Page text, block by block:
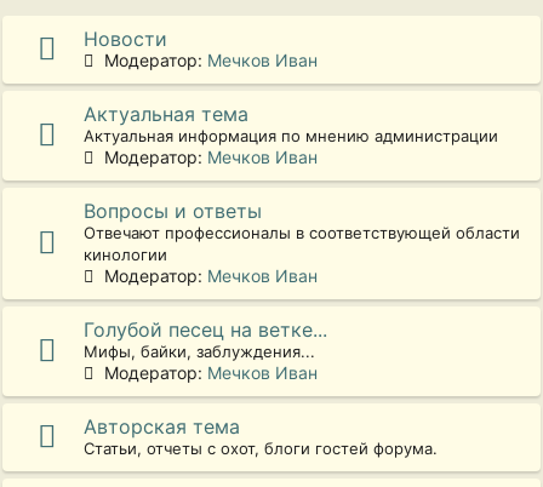
Новости
Модератор: Мечков Иван
Актуальная тема
Актуальная информация по мнению администрации
Модератор: Мечков Иван
Вопросы и ответы
Отвечают профессионалы в соответствующей области
кинологии
Модератор: Мечков Иван
Голубой песец на ветке...
Мифы, байки, заблуждения...
Модератор: Мечков Иван
Авторская тема
Статьи, отчеты с охот, блоги гостей форума.